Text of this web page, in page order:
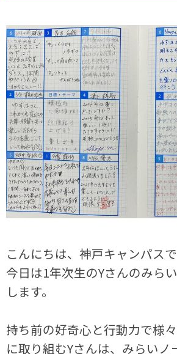
こんにちは、神戸キャンパスで
今日は1年次生のYさんのみら
します。
持ち前の好奇心と行動力で様
に取り組むYさんは、みらいノ